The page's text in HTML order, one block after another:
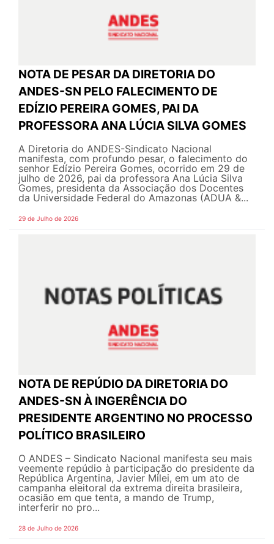
NOTA DE PESAR DA DIRETORIA DO
ANDES-SN PELO FALECIMENTO DE
EDÍZIO PEREIRA GOMES, PAI DA
PROFESSORA ANA LÚCIA SILVA GOMES
A Diretoria do ANDES-Sindicato Nacional
manifesta, com profundo pesar, o falecimento do
senhor Edízio Pereira Gomes, ocorrido em 29 de
julho de 2026, pai da professora Ana Lúcia Silva
Gomes, presidenta da Associação dos Docentes
da Universidade Federal do Amazonas (ADUA &...
29 de Julho de 2026
NOTA DE REPÚDIO DA DIRETORIA DO
ANDES-SN À INGERÊNCIA DO
PRESIDENTE ARGENTINO NO PROCESSO
POLÍTICO BRASILEIRO
O ANDES – Sindicato Nacional manifesta seu mais
veemente repúdio à participação do presidente da
República Argentina, Javier Milei, em um ato de
campanha eleitoral da extrema direita brasileira,
ocasião em que tenta, a mando de Trump,
interferir no pro...
28 de Julho de 2026